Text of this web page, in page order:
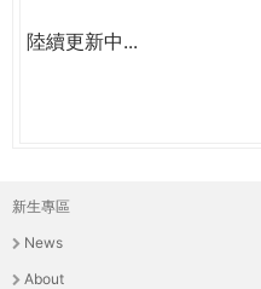
陸續更新中...
主
選
新生專區
News
About